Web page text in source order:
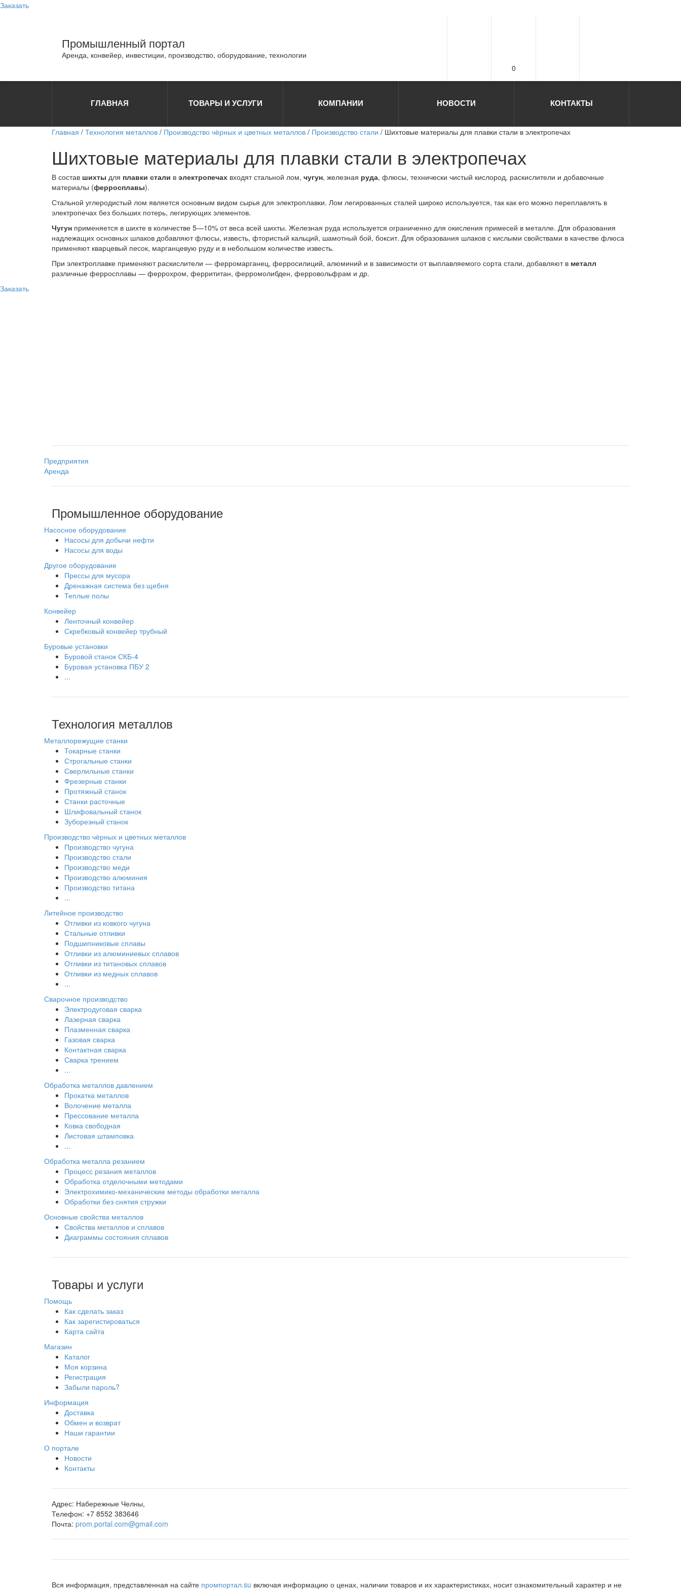
Заказать
Промышленный портал
Аренда, конвейер, инвестиции, производство, оборудование, технологии
0
ГЛАВНАЯ ТОВАРЫ И УСЛУГИ КОМПАНИИ НОВОСТИ КОНТАКТЫ
Главная / Технология металлов / Производство чёрных и цветных металлов / Производство стали / Шихтовые материалы для плавки стали в электропечах
Шихтовые материалы для плавки стали в электропечах
В состав шихты для плавки стали в электропечах входят стальной лом, чугун, железная руда, флюсы, технически чистый кислород, раскислители и добавочные
материалы (ферросплавы).
Стальной углеродистый лом является основным видом сырья для электроплавки. Лом легированных сталей широко используется, так как его можно переплавлять в
электропечах без больших потерь, легирующих элементов.
Чугун применяется в шихте в количестве 5—10% от веса всей шихты. Железная руда используется ограниченно для окисления примесей в металле. Для образования
надлежащих основных шлаков добавляют флюсы, известь, фтористый кальций, шамотный бой, боксит. Для образования шлаков с кислыми свойствами в качестве флюса
применяют кварцевый песок, марганцевую руду и в небольшом количестве известь.
При электроплавке применяют раскислители — ферромарганец, ферросилиций, алюминий и в зависимости от выплавляемого сорта стали, добавляют в металл
различные ферросплавы — феррохром, феррититан, ферромолибден, ферровольфрам и др.
Заказать
Предприятия
Аренда
Промышленное оборудование
Насосное оборудование
Насосы для добычи нефти
Насосы для воды
Другое оборудование
Прессы для мусора
Дренажная система без щебня
Теплые полы
Конвейер
Ленточный конвейер
Скребковый конвейер трубный
Буровые установки
Буровой станок СКБ-4
Буровая установка ПБУ 2
...
Технология металлов
Металлорежущие станки
Токарные станки
Строгальные станки
Сверлильные станки
Фрезерные станки
Протяжный станок
Станки расточные
Шлифовальный станок
Зуборезный станок
Производство чёрных и цветных металлов
Производство чугуна
Производство стали
Производство меди
Производство алюминия
Производство титана
...
Литейное производство
Отливки из ковкого чугуна
Стальные отливки
Подшипниковые сплавы
Отливки из алюминиевых сплавов
Отливки из титановых сплавов
Отливки из медных сплавов
...
Сварочное производство
Электродуговая сварка
Лазерная сварка
Плазменная сварка
Газовая сварка
Контактная сварка
Сварка трением
...
Обработка металлов давлением
Прокатка металлов
Волочение металла
Прессование металла
Ковка свободная
Листовая штамповка
...
Обработка металла резанием
Процесс резания металлов
Обработка отделочными методами
Электрохимико-механические методы обработки металла
Обработки без снятия стружки
Основные свойства металлов
Свойства металлов и сплавов
Диаграммы состояния сплавов
Товары и услуги
Помощь
Как сделать заказ
Как зарегистироваться
Карта сайта
Магазин
Каталог
Моя корзина
Регистрация
Забыли пароль?
Информация
Доставка
Обмен и возврат
Наши гарантии
О портале
Новости
Контакты
Адрес: Набережные Челны,
Телефон: +7 8552 383646
Почта: prom.portal.com@gmail.com
Вся информация, представленная на сайте промпортал.su включая информацию о ценах, наличии товаров и их характеристиках, носит ознакомительный характер и не